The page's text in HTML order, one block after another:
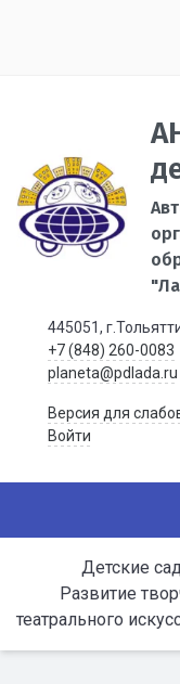
445051,
+7 (848) 260-0083
planeta@pdlada.ru
Версия для
Войти
Детские
Развитие
театрального